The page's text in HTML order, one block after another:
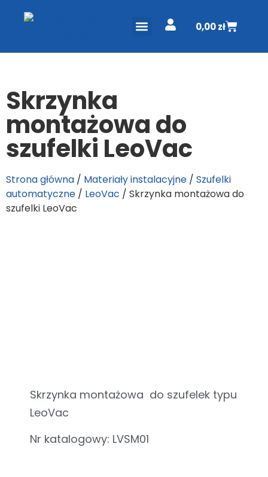
0,00zł
Skrzynka
montażowa do
szufelki LeoVac
Strona główna / Materiały instalacyjne / Szufelki
automatyczne / LeoVac / Skrzynka montażowa do
szufelki LeoVac
Skrzynka montażowa do szufelek typu
LeoVac
Nr katalogowy: LVSM01